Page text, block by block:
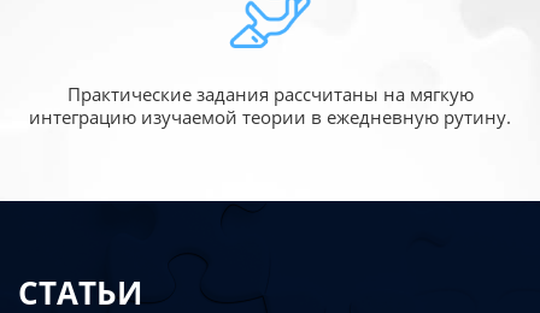
Практические задания рассчитаны на мягкую
интеграцию изучаемой теории в ежедневную рутину.
СТАТЬИ